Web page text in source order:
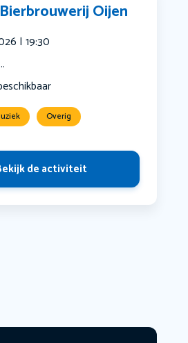
Oijen
| 19:30
Overig
de activiteit